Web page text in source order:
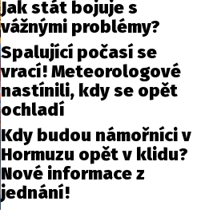
Jak stát bojuje s
vážnými problémy?
Spalující počasí se
vrací! Meteorologové
nastínili, kdy se opět
ochladí
Kdy budou námořníci v
Hormuzu opět v klidu?
Nové informace z
jednání!